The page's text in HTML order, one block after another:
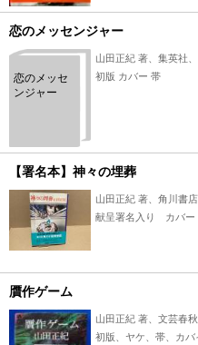
恋のメッセンジャー
恋のメッセ
ンジャー
山田正紀 著、集英社
初版 カバー 帯
【署名本】神々の埋葬
山田正紀 著、角川書
献呈署名入り カバ
贋作ゲーム
山田正紀 著、文芸春
初版、ヤケ、帯、カ